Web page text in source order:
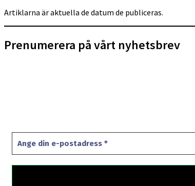
Artiklarna är aktuella de datum de publiceras.
Prenumerera på vårt nyhetsbrev